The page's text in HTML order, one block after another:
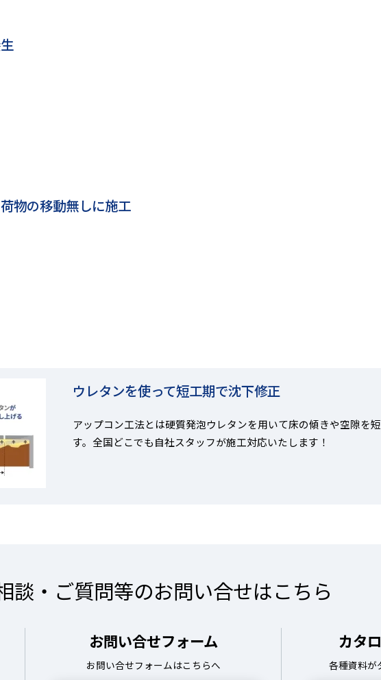
物の移動無しに施工
ウレタンを使って短工期で沈下修正
アップコン工法とは硬質発泡ウレタンを用いて床の傾きや空隙を
す。全国どこでも自社スタッフが施工対応いたします！
談・ご質問等のお問い合せはこちら
お問い合せフォーム
お問い合せフォームはこちらへ
カタ
各種資料が